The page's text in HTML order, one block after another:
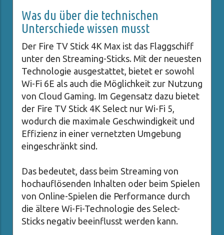
Was du über die technischen
Unterschiede wissen musst
Der Fire TV Stick 4K Max ist das Flaggschiff
unter den Streaming-Sticks. Mit der neuesten
Technologie ausgestattet, bietet er sowohl
Wi-Fi 6E als auch die Möglichkeit zur Nutzung
von Cloud Gaming. Im Gegensatz dazu bietet
der Fire TV Stick 4K Select nur Wi-Fi 5,
wodurch die maximale Geschwindigkeit und
Effizienz in einer vernetzten Umgebung
eingeschränkt sind.
Das bedeutet, dass beim Streaming von
hochauflösenden Inhalten oder beim Spielen
von Online-Spielen die Performance durch
die ältere Wi-Fi-Technologie des Select-
Sticks negativ beeinflusst werden kann.